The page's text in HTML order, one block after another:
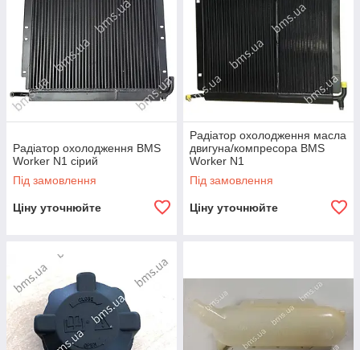
Радіатор охолодження BMS
Worker N1 сірий
Під замовлення
Ціну уточнюйте
Радіатор охолодження масла
двигуна/компресора BMS
Worker N1
Під замовлення
Ціну уточнюйте